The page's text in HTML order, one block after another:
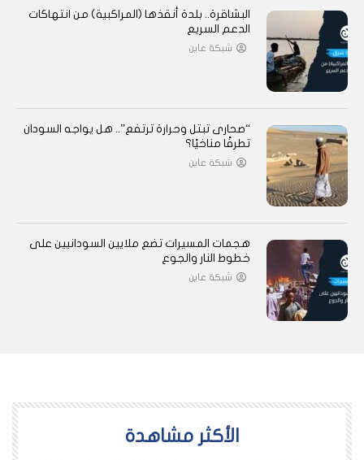
البشاقرة.. بلدة أنقذها (المراكبية) من انتهاكات
الدعم السريع
شبكة عاين
“صحارى تبتل وحرارة ترتفع”.. هل يواجه السودان
تطرفًا مناخيًا؟
شبكة عاين
هجمات المسيرات تضع ملايين السودانيين على
خطوط النار والجوع
شبكة عاين
اﻷكثر مشاهدة